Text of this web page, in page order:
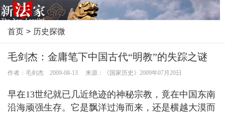
首页 > 历史探微
毛剑杰：金庸笔下中国古代“明教”的失踪之谜
作者：毛剑杰 2009-08-13 来源：《国家历史》2009年07月20日
早在13世纪就已几近绝迹的神秘宗教，竟在中国东南
沿海顽强生存。它是飘洋过海而来，还是横越大漠而